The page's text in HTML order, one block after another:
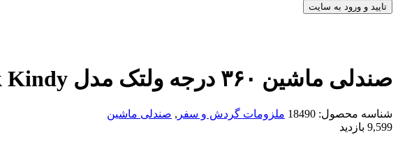
تایید و ورود به سایت
صندلی ماشین ۳۶۰ درجه ولتک مدل Volltek Kindy
شناسه محصول: 18490 ملزومات گردش و سفر , صندلی ماشین
9,599 بازدید